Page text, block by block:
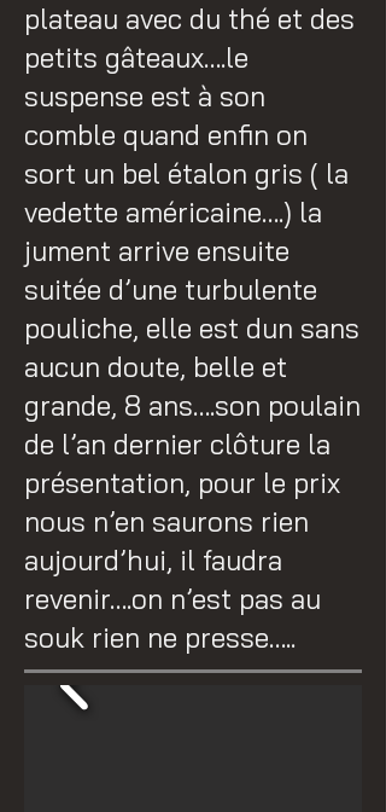
plateau avec du thé et des
petits gâteaux….le
suspense est à son
comble quand enfin on
sort un bel étalon gris ( la
vedette américaine….) la
jument arrive ensuite
suitée d’une turbulente
pouliche, elle est dun sans
aucun doute, belle et
grande, 8 ans….son poulain
de l’an dernier clôture la
présentation, pour le prix
nous n’en saurons rien
aujourd’hui, il faudra
revenir….on n’est pas au
souk rien ne presse…..